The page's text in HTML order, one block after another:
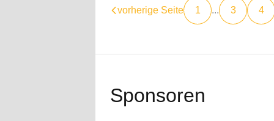
vorherige Seite 1 ... 3 4
Sponsoren